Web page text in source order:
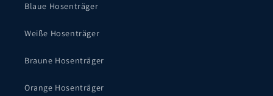
Blaue Hosenträger
Weiße Hosenträger
Braune Hosenträger
Orange Hosenträger